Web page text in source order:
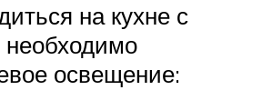
на кухне с
освещение: